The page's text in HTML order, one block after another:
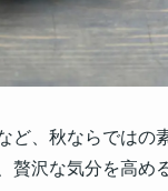
、秋ならではの
沢な気分を高め